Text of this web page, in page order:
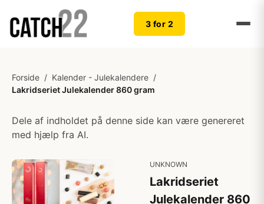
3 for 2
Forside / Kalender - Julekalendere /
Lakridseriet Julekalender 860 gram
Dele af indholdet på denne side kan være genereret
med hjælp fra AI.
UNKNOWN
Lakridseriet
Julekalender 860